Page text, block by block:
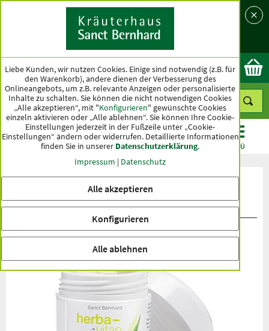
Land
Ok
KATEGORIEN ANGEBOTE TOPSELLER MENÜ
Produktbewertungen Herbavitan
Nachtpflege
Liebe Kunden, wir nutzen Cookies. Einige sind notwendig (z.B. für
den Warenkorb), andere dienen der Verbesserung des
Onlineangebots, um z.B. relevante Anzeigen oder personalisierte
Inhalte zu schalten. Sie können die nicht notwendigen Cookies
„Alle akzeptieren“, mit "Konfigurieren" gewünschte Cookies
einzeln aktivieren oder „Alle ablehnen“. Sie können Ihre Cookie-
Einstellungen jederzeit in der Fußzeile unter „Cookie-
Einstellungen“ ändern oder widerrufen. Detaillierte Informationen
finden Sie in unserer Datenschutzerklärung.
Impressum | Datenschutz
Alle akzeptieren
Konfigurieren
Alle ablehnen